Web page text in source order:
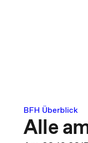
BFH Überblick
Alle